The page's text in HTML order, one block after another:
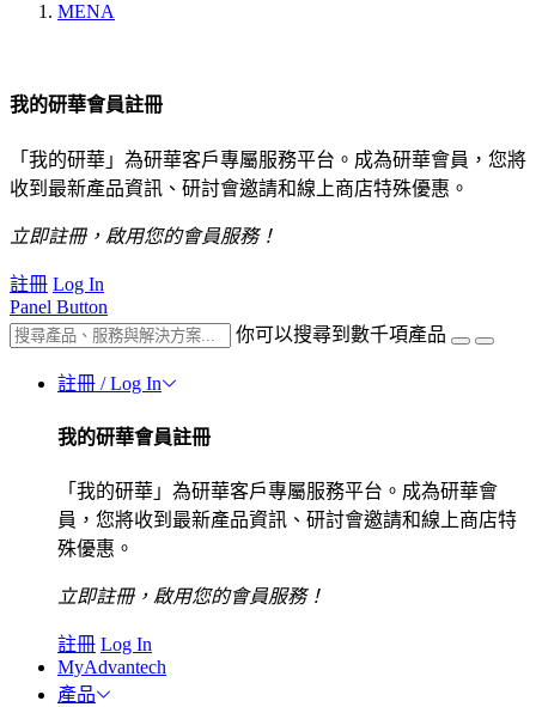
MENA
我的研華會員註冊
「我的研華」為研華客戶專屬服務平台。成為研華會員，您將
收到最新產品資訊、研討會邀請和線上商店特殊優惠。
立即註冊，啟用您的會員服務！
註冊 Log In
Panel Button
你可以搜尋到數千項產品
註冊 / Log In
我的研華會員註冊
「我的研華」為研華客戶專屬服務平台。成為研華會
員，您將收到最新產品資訊、研討會邀請和線上商店特
殊優惠。
立即註冊，啟用您的會員服務！
註冊 Log In
MyAdvantech
產品